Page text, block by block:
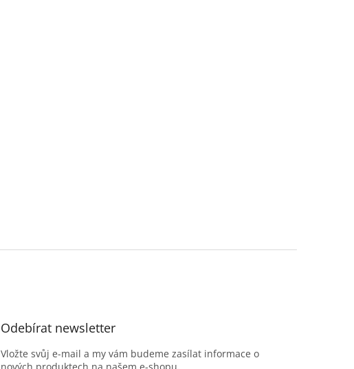
Odebírat newsletter
Vložte svůj e-mail a my vám budeme zasílat informace o